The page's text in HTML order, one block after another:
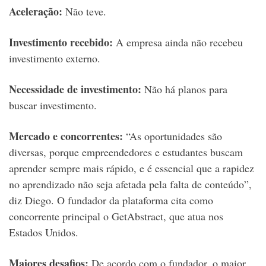
Aceleração: Não teve.
Investimento recebido: A empresa ainda não recebeu
investimento externo.
Necessidade de investimento: Não há planos para
buscar investimento.
Mercado e concorrentes: “As oportunidades são
diversas, porque empreendedores e estudantes buscam
aprender sempre mais rápido, e é essencial que a rapidez
no aprendizado não seja afetada pela falta de conteúdo”,
diz Diego. O fundador da plataforma cita como
concorrente principal o GetAbstract, que atua nos
Estados Unidos.